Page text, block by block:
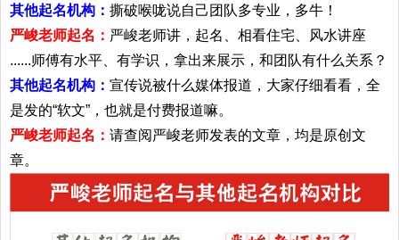
其他起名机构： 撕破喉咙说自己团队多专业，多牛！
严峻老师起名： 严峻老师讲，起名、相看住宅、风水讲座
......师傅有水平、有学识，拿出来展示，和团队有什么关系？
其他起名机构： 宣传说被什么媒体报道，大家仔细看看，全
是发的“软文”，也就是付费报道嘛。
严峻老师起名： 请查阅严峻老师发表的文章，均是原创文
章。